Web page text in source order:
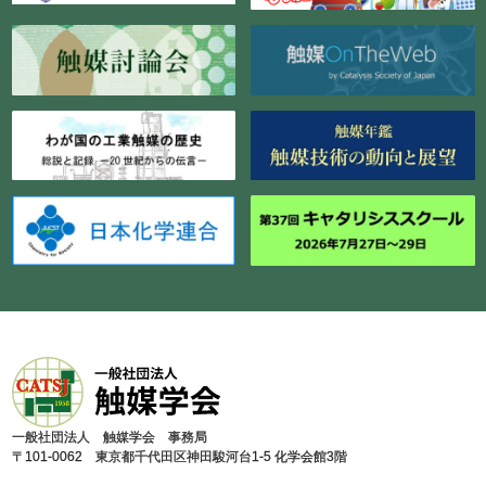
⼀般社団法⼈ 触媒学会 事務局
〒101-0062 東京都千代⽥区神⽥駿河台1-5 化学会館3階